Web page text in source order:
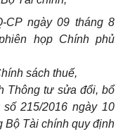
CP ngày 09 tháng 8
họp Chính phủ
sách thuế,
Thông tư sửa đổi, bổ
215/2016 ngày 10
Bộ Tài chính quy định